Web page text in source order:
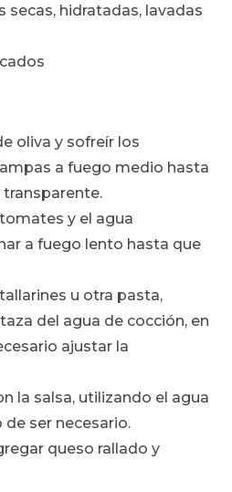
secas, hidratadas, lavadas
oliva y sofreír los
a fuego medio hasta
y el agua
a fuego lento hasta que
u otra pasta,
del agua de cocción, en
ajustar la
la salsa, utilizando el agua
de ser necesario.
queso rallado y